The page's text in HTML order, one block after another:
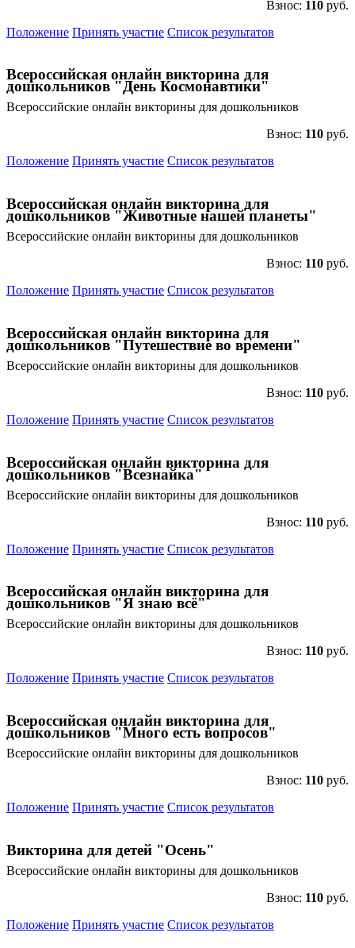
Взнос: 110 руб.
Положение Принять участие Список результатов
Всероссийская онлайн викторина для
дошкольников "День Космонавтики"
Всероссийские онлайн викторины для дошкольников
Взнос: 110 руб.
Положение Принять участие Список результатов
Всероссийская онлайн викторина для
дошкольников "Животные нашей планеты"
Всероссийские онлайн викторины для дошкольников
Взнос: 110 руб.
Положение Принять участие Список результатов
Всероссийская онлайн викторина для
дошкольников "Путешествие во времени"
Всероссийские онлайн викторины для дошкольников
Взнос: 110 руб.
Положение Принять участие Список результатов
Всероссийская онлайн викторина для
дошкольников "Всезнайка"
Всероссийские онлайн викторины для дошкольников
Взнос: 110 руб.
Положение Принять участие Список результатов
Всероссийская онлайн викторина для
дошкольников "Я знаю всё"
Всероссийские онлайн викторины для дошкольников
Взнос: 110 руб.
Положение Принять участие Список результатов
Всероссийская онлайн викторина для
дошкольников "Много есть вопросов"
Всероссийские онлайн викторины для дошкольников
Взнос: 110 руб.
Положение Принять участие Список результатов
Викторина для детей "Осень"
Всероссийские онлайн викторины для дошкольников
Взнос: 110 руб.
Положение Принять участие Список результатов